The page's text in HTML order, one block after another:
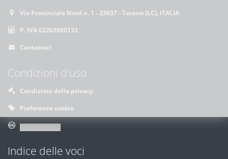
Via Provinciale Nord n. 1 - 23837 - Taceno (LC), ITALIA
P. IVA 02263080133
Contattaci
Condizioni d'uso
Condizioni della privacy
Preferenze cookie
Indice delle voci